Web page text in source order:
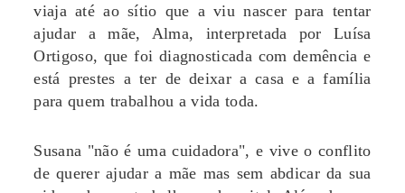
viaja até ao sítio que a viu nascer para tentar
ajudar a mãe, Alma, interpretada por Luísa
Ortigoso, que foi diagnosticada com demência e
está prestes a ter de deixar a casa e a família
para quem trabalhou a vida toda.
Susana "não é uma cuidadora", e vive o conflito
de querer ajudar a mãe mas sem abdicar da sua